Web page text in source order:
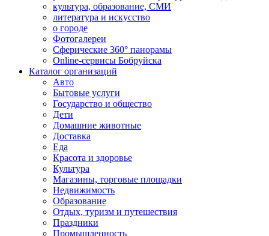
культура, образование, СМИ
литература и искусство
о городе
Фотогалереи
Сферические 360° панорамы
Online-сервисы Бобруйска
Каталог организаций
Авто
Бытовые услуги
Государство и общество
Дети
Домашние животные
Доставка
Еда
Красота и здоровье
Культура
Магазины, торговые площадки
Недвижимость
Образование
Отдых, туризм и путешествия
Праздники
Промышленность